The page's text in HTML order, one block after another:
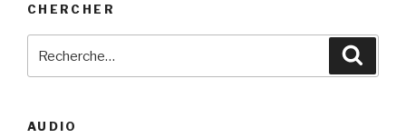
CHERCHER
AUDIO